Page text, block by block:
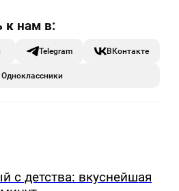
Telegram ВКонтакте
Одноклассники
с детства: вкуснейшая